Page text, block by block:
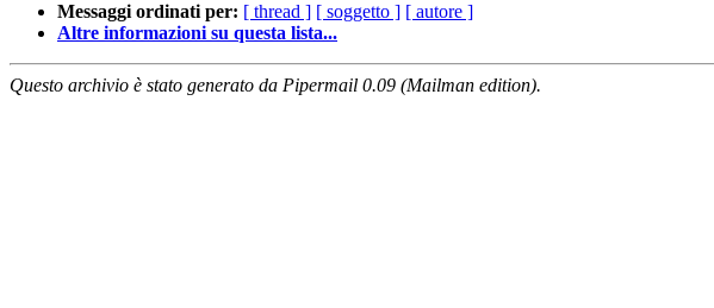
Messaggi ordinati per: [ thread ] [ soggetto ] [ autore ]
Altre informazioni su questa lista...
Questo archivio è stato generato da Pipermail 0.09 (Mailman edition).